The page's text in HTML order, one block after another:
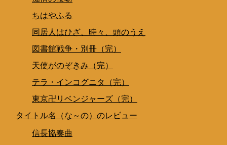
ちはやふる
同居人はひざ、時々、頭のうえ
図書館戦争・別冊（完）
天使がのぞきみ（完）
テラ・インコグニタ（完）
東京卍リベンジャーズ（完）
タイトル名（な～の）のレビュー
信長協奏曲